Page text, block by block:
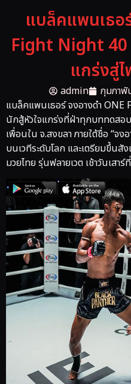
แบล็คแพนเธอ
Fight Night 40
แกร่งสู่
admin กุมภาพั
แบล็คแพนเธอร์ จงอางดำ ONE
นักสู้หัวใจแกร่งที่ฝ่าทุกบททดสอ
เพื่อนใน จ.สงขลา ภายใต้ชื่อ “จง
บนเวทีระดับโลก และเตรียมขึ้นสั
มวยไทย รุ่นฟลายเวต เช้าวันเสา